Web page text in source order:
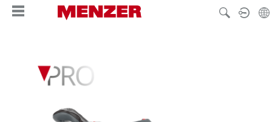
springen